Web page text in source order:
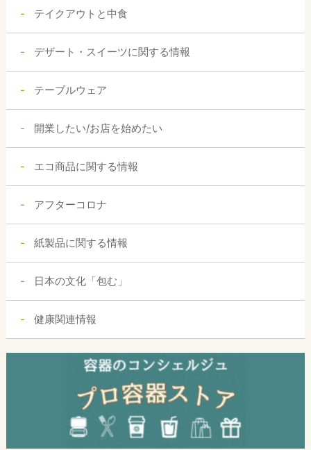
テイクアウトと中食
デザート・スイーツに関する情報
テーブルウェア
開業したい/お店を始めたい
エコ商品に関する情報
アフターコロナ
紙製品に関する情報
日本の文化「包む」
健康関連情報